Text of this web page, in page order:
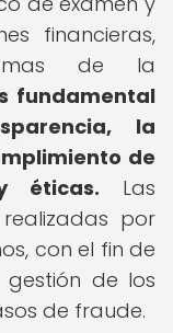
financieras,
de la
fundamental
la
de
éticas. Las
por
con el fin de
de los
de fraude.